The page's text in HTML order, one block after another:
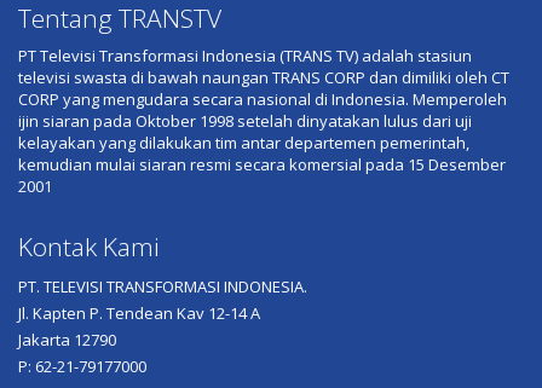
Tentang TRANSTV
PT Televisi Transformasi Indonesia (TRANS TV) adalah stasiun
televisi swasta di bawah naungan TRANS CORP dan dimiliki oleh CT
CORP yang mengudara secara nasional di Indonesia. Memperoleh
ijin siaran pada Oktober 1998 setelah dinyatakan lulus dari uji
kelayakan yang dilakukan tim antar departemen pemerintah,
kemudian mulai siaran resmi secara komersial pada 15 Desember
2001
Kontak Kami
PT. TELEVISI TRANSFORMASI INDONESIA.
Jl. Kapten P. Tendean Kav 12-14 A
Jakarta 12790
P: 62-21-79177000